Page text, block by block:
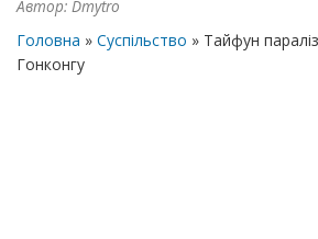
Автор: Dmytro
Головна » Суспільство » Тайфун
Гонконгу